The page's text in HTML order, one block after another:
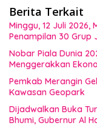
Berita Terkait
Minggu, 12 Juli 2026,
Penampilan 30 Grup
Nobar Piala Dunia
Menggerakkan
Pemkab Merangin
Kawasan Geopark
Dijadwalkan Buka
Bhumi, Gubernur Al